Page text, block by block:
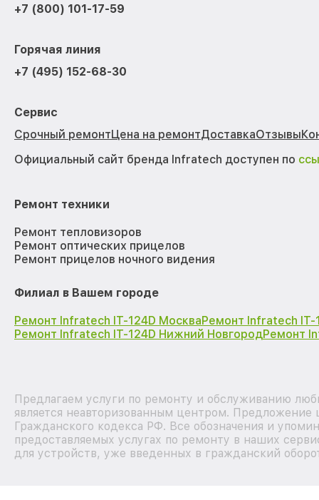
+7 (800) 101-17-59
Горячая линия
+7 (495) 152-68-30
Сервис
Срочный ремонтЦена на ремонтДоставкаОтзывы
Официальный сайт бренда Infratech доступен по
Ремонт техники
Ремонт тепловизоров
Ремонт оптических прицелов
Ремонт прицелов ночного видения
Филиал в Вашем городе
Ремонт Infratech IT-124D МоскваРемонт Infratech IT-
Ремонт Infratech IT-124D Нижний НовгородРемонт
Предлагаем услуги по ремонту и обслуживанию
является неавторизованным центром.
Гражданского кодекса РФ. Все обозначения и
предоставляемых услугах по ремонту в наших
для устройств, уже введенных в гражданский